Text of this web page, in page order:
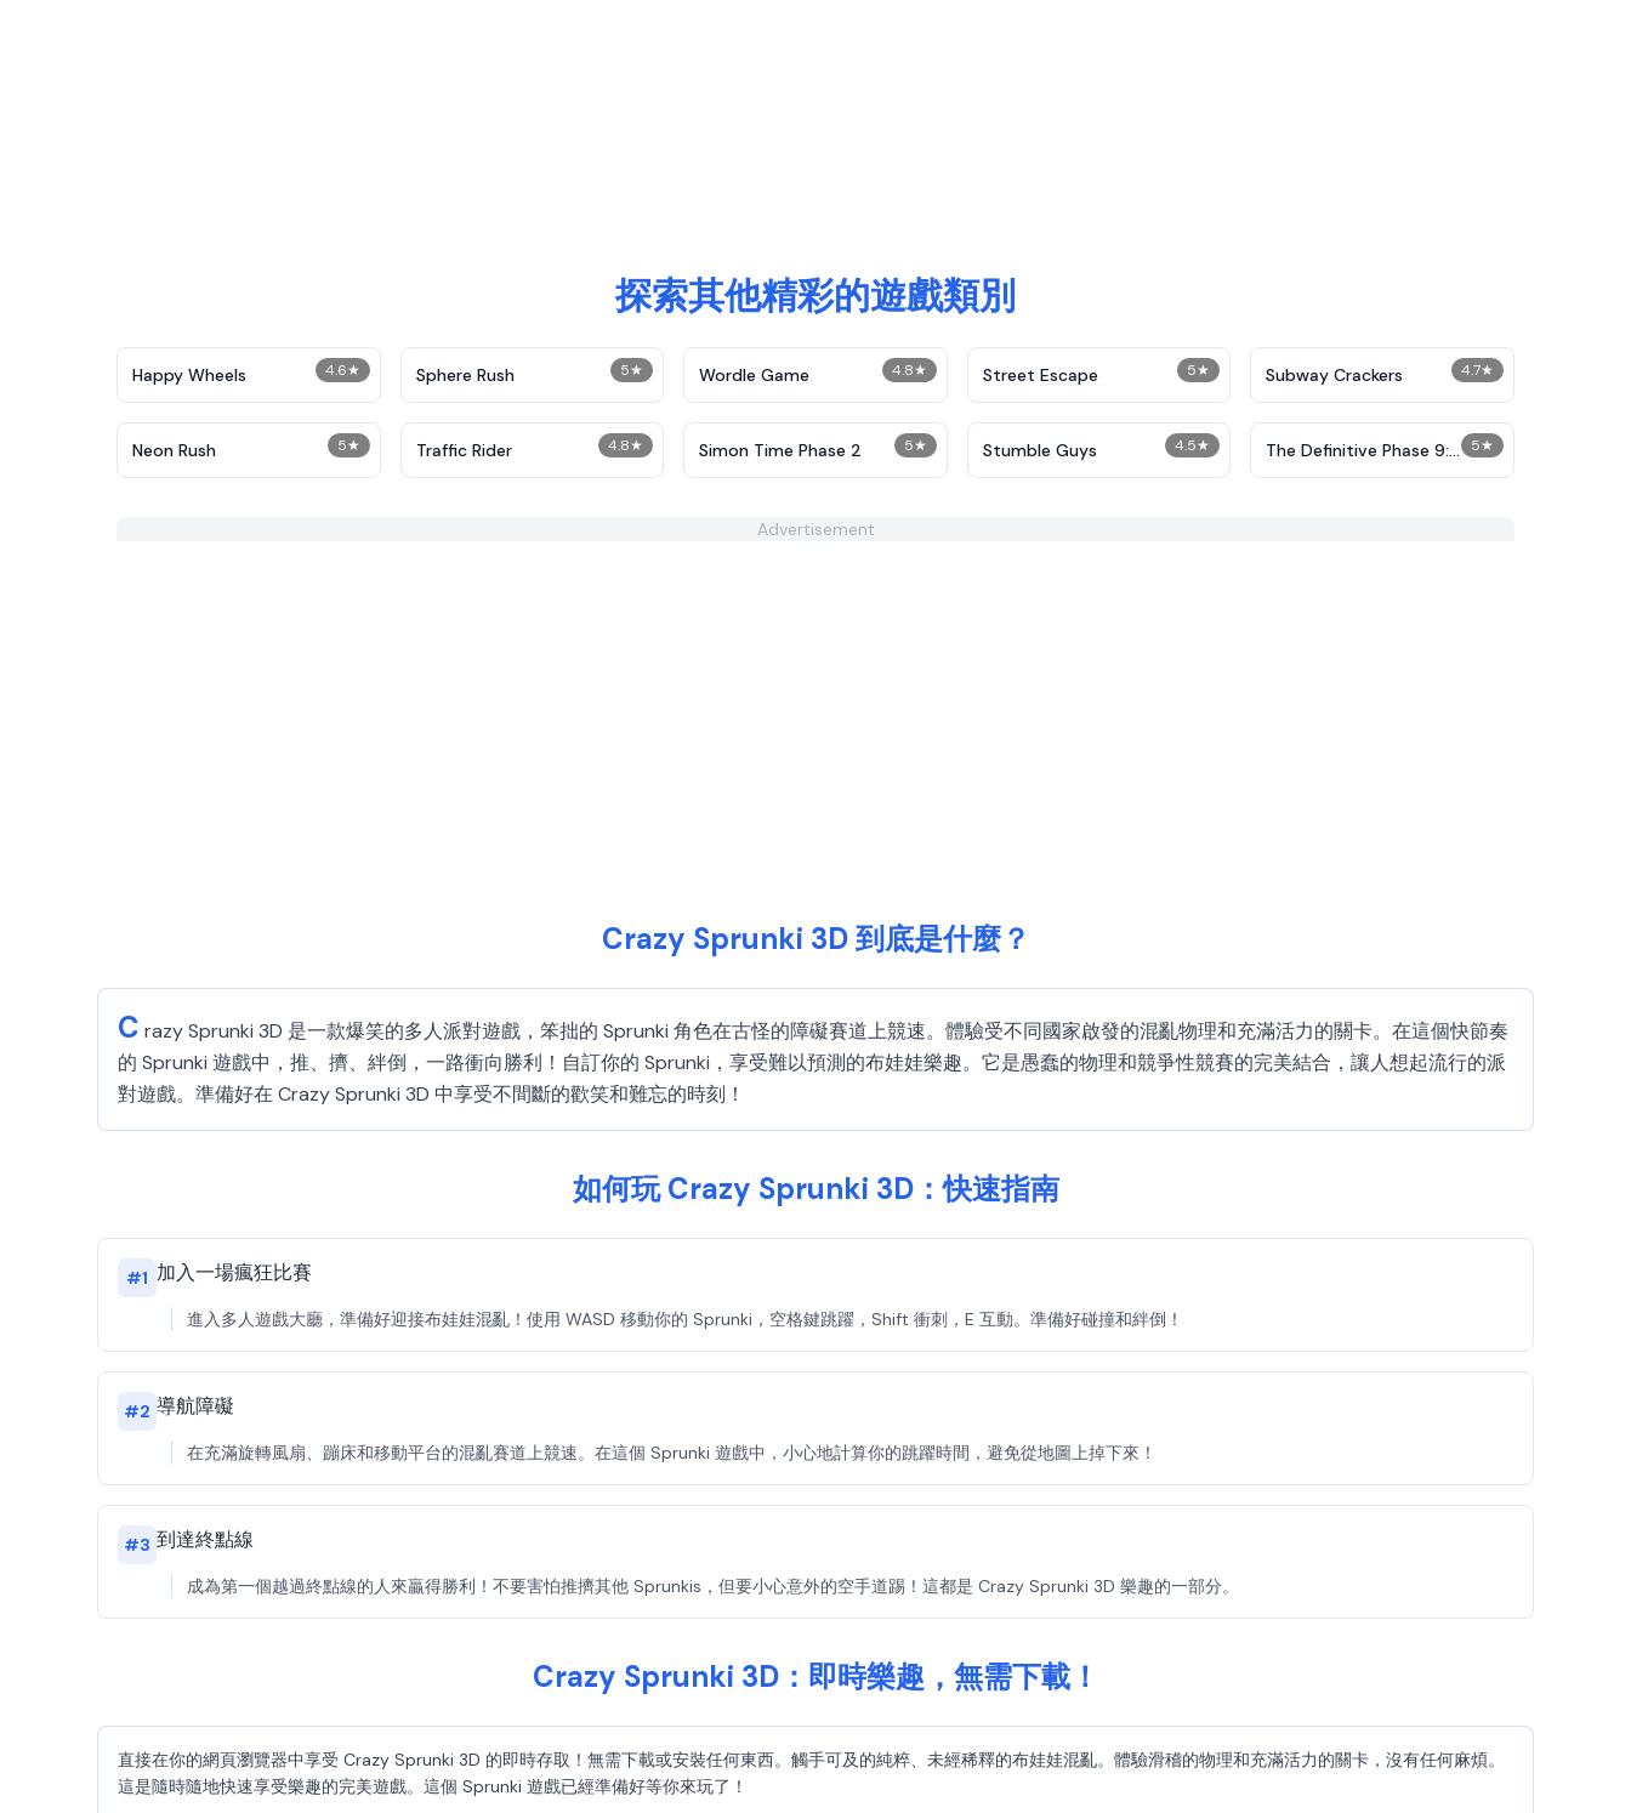
探索其他精彩的遊戲類別
4.6★
Happy Wheels 5★
Sphere Rush 4.8★
Wordle Game 5★
Street Escape 4.7★
Subway Crackers
5★
Neon Rush 4.8★
Traffic Rider 5★
Simon Time Phase 2 4.5★
Stumble Guys 5★
The Definitive Phase 9:
Demolition
Advertisement
Crazy Sprunki 3D 到底是什麼？
C razy Sprunki 3D 是一款爆笑的多人派對遊戲，笨拙的 Sprunki 角色在古怪的障礙賽道上競速。體驗受不同國家啟發的混亂物理和充滿活力的關卡。在這個快節奏
的 Sprunki 遊戲中，推、擠、絆倒，一路衝向勝利！自訂你的 Sprunki，享受難以預測的布娃娃樂趣。它是愚蠢的物理和競爭性競賽的完美結合，讓人想起流行的派
對遊戲。準備好在 Crazy Sprunki 3D 中享受不間斷的歡笑和難忘的時刻！
如何玩 Crazy Sprunki 3D：快速指南
#1 加入一場瘋狂比賽
進入多人遊戲大廳，準備好迎接布娃娃混亂！使用 WASD 移動你的 Sprunki，空格鍵跳躍，Shift 衝刺，E 互動。準備好碰撞和絆倒！
#2 導航障礙
在充滿旋轉風扇、蹦床和移動平台的混亂賽道上競速。在這個 Sprunki 遊戲中，小心地計算你的跳躍時間，避免從地圖上掉下來！
#3 到達終點線
成為第一個越過終點線的人來贏得勝利！不要害怕推擠其他 Sprunkis，但要小心意外的空手道踢！這都是 Crazy Sprunki 3D 樂趣的一部分。
Crazy Sprunki 3D：即時樂趣，無需下載！
直接在你的網頁瀏覽器中享受 Crazy Sprunki 3D 的即時存取！無需下載或安裝任何東西。觸手可及的純粹、未經稀釋的布娃娃混亂。體驗滑稽的物理和充滿活力的關卡，沒有任何麻煩。
這是隨時隨地快速享受樂趣的完美遊戲。這個 Sprunki 遊戲已經準備好等你來玩了！